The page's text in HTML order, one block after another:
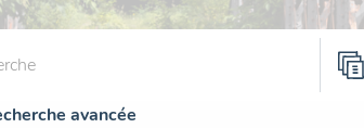
avancée